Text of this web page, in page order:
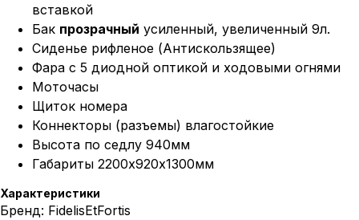
вставкой
Бак прозрачный усиленный, увеличенный 9л.
Сиденье рифленое (Антискользящее)
Фара с 5 диодной оптикой и ходовыми огнями
Моточасы
Щиток номера
Коннекторы (разъемы) влагостойкие
Высота по седлу 940мм
Габариты 2200х920х1300мм
Характеристики
Бренд: FidelisEtFortis